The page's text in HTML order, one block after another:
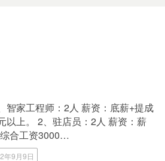
智家工程师：2人 薪资：底薪+提成
以上。 2、驻店员：2人 薪资：薪
合工资3000…
年9月9日